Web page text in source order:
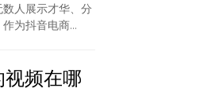
人展示才华、分
为抖音电商...
视频在哪